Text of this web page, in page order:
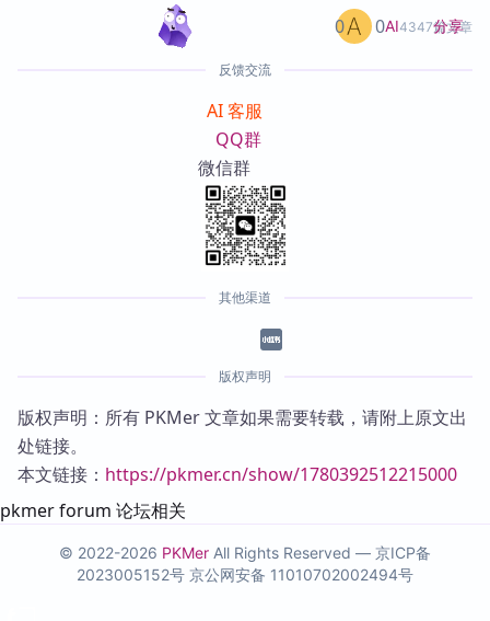
AI4347篇文章
0 0 分享
反馈交流
AI 客服
QQ群
微信群
其他渠道
版权声明
版权声明：所有 PKMer 文章如果需要转载，请附上原文出
处链接。
本文链接： https://pkmer.cn/show/1780392512215000
pkmer forum 论坛相关
© 2022-2026 PKMer All Rights Reserved — 京ICP备
2023005152号 京公网安备 11010702002494号